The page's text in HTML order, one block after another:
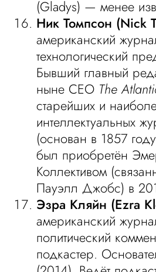
(Gladys) — менее
Ник Томпсон (Nick
американский
технологический
Бывший главный
ныне CEO The
старейших и
интеллектуальных
(основан в 1857
был приобретён
Коллективом
Пауэлл Джобс) в
Эзра Кляйн (Ezra
американский
политический
подкастер.